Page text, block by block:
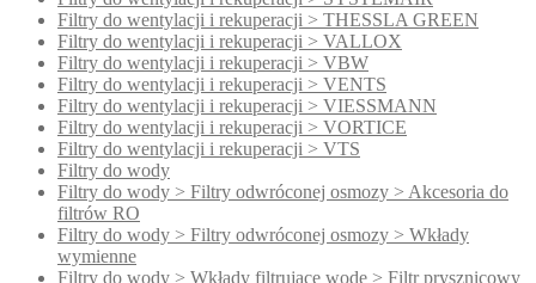
Filtry do wentylacji i rekuperacji > THESSLA GREEN
Filtry do wentylacji i rekuperacji > VALLOX
Filtry do wentylacji i rekuperacji > VBW
Filtry do wentylacji i rekuperacji > VENTS
Filtry do wentylacji i rekuperacji > VIESSMANN
Filtry do wentylacji i rekuperacji > VORTICE
Filtry do wentylacji i rekuperacji > VTS
Filtry do wody
Filtry do wody > Filtry odwróconej osmozy > Akcesoria do
filtrów RO
Filtry do wody > Filtry odwróconej osmozy > Wkłady
wymienne
Filtry do wody > Wkłady filtrujące wodę > Filtr prysznicowy